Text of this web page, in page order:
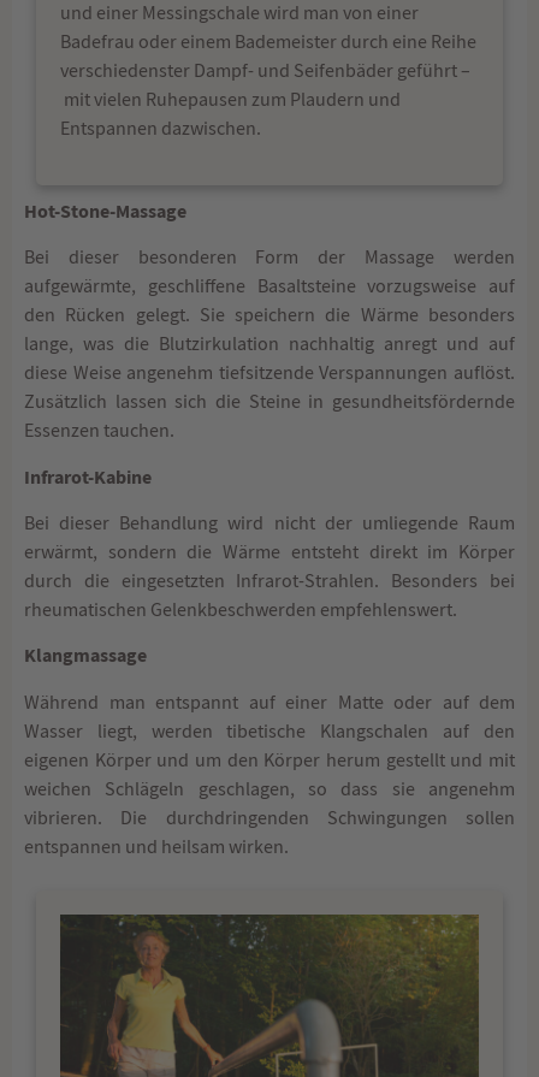
und einer Messingschale wird man von einer
Badefrau oder einem Bademeister durch eine Reihe
verschiedenster Dampf- und Seifenbäder geführt –
mit vielen Ruhepausen zum Plaudern und
Entspannen dazwischen.
Hot-Stone-Massage
Bei dieser besonderen Form der Massage werden
aufgewärmte, geschliffene Basaltsteine vorzugsweise auf
den Rücken gelegt. Sie speichern die Wärme besonders
lange, was die Blutzirkulation nachhaltig anregt und auf
diese Weise angenehm tiefsitzende Verspannungen auflöst.
Zusätzlich lassen sich die Steine in gesundheitsfördernde
Essenzen tauchen.
Infrarot-Kabine
Bei dieser Behandlung wird nicht der umliegende Raum
erwärmt, sondern die Wärme entsteht direkt im Körper
durch die eingesetzten Infrarot-Strahlen. Besonders bei
rheumatischen Gelenkbeschwerden empfehlenswert.
Klangmassage
Während man entspannt auf einer Matte oder auf dem
Wasser liegt, werden tibetische Klangschalen auf den
eigenen Körper und um den Körper herum gestellt und mit
weichen Schlägeln geschlagen, so dass sie angenehm
vibrieren. Die durchdringenden Schwingungen sollen
entspannen und heilsam wirken.